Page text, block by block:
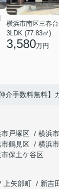
横浜市南区三春台
3LDK (77.83㎡)
3,580万円
手数料無料】
市戸塚区 横浜
市鶴見区 横浜
市保土ケ谷区
上矢部町 新吉